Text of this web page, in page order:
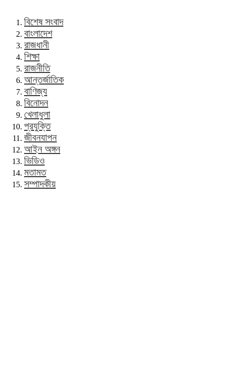
বিশেষ সংবাদ
বাংলাদেশ
রাজধানী
শিক্ষা
রাজনীতি
আন্তর্জাতিক
বাণিজ্য
বিনোদন
খেলাধুলা
প্রযুক্তি
জীবনযাপন
আইন অঙ্গন
ভিডিও
মতামত
সম্পাদকীয়